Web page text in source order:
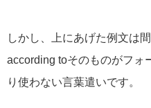
しかし、上にあげた例文は
according toそのものがフォ
り使わない言葉遣いです。